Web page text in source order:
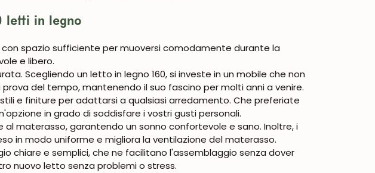
letti in legno
spazio sufficiente per muoversi comodamente durante la
e libero.
Scegliendo un letto in legno 160, si investe in un mobile che non
del tempo, mantenendo il suo fascino per molti anni a venire.
e finiture per adattarsi a qualsiasi arredamento. Che preferiate
in grado di soddisfare i vostri gusti personali.
materasso, garantendo un sonno confortevole e sano. Inoltre, i
in modo uniforme e migliora la ventilazione del materasso.
chiare e semplici, che ne facilitano l'assemblaggio senza dover
nuovo letto senza problemi o stress.